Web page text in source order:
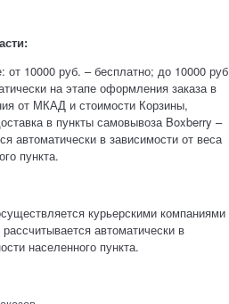
10000 руб. – бесплатно; до 10000 руб
на этапе оформления заказа в
от МКАД и стоимости Корзины,
в пункты самовывоза Boxberry –
автоматически в зависимости от веса
пункта.
курьерскими компаниями
автоматически в
населенного пункта.